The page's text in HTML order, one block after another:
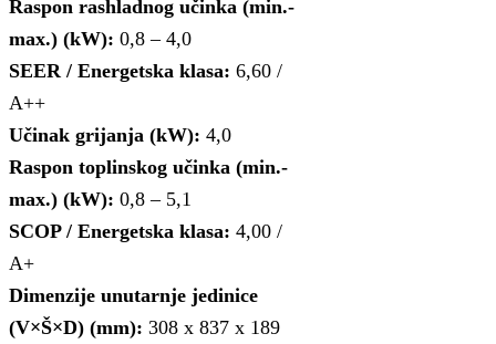
Raspon rashladnog učinka (min.-
max.) (kW): 0,8 – 4,0
SEER / Energetska klasa: 6,60 /
A++
Učinak grijanja (kW): 4,0
Raspon toplinskog učinka (min.-
max.) (kW): 0,8 – 5,1
SCOP / Energetska klasa: 4,00 /
A+
Dimenzije unutarnje jedinice
(V×Š×D) (mm): 308 x 837 x 189